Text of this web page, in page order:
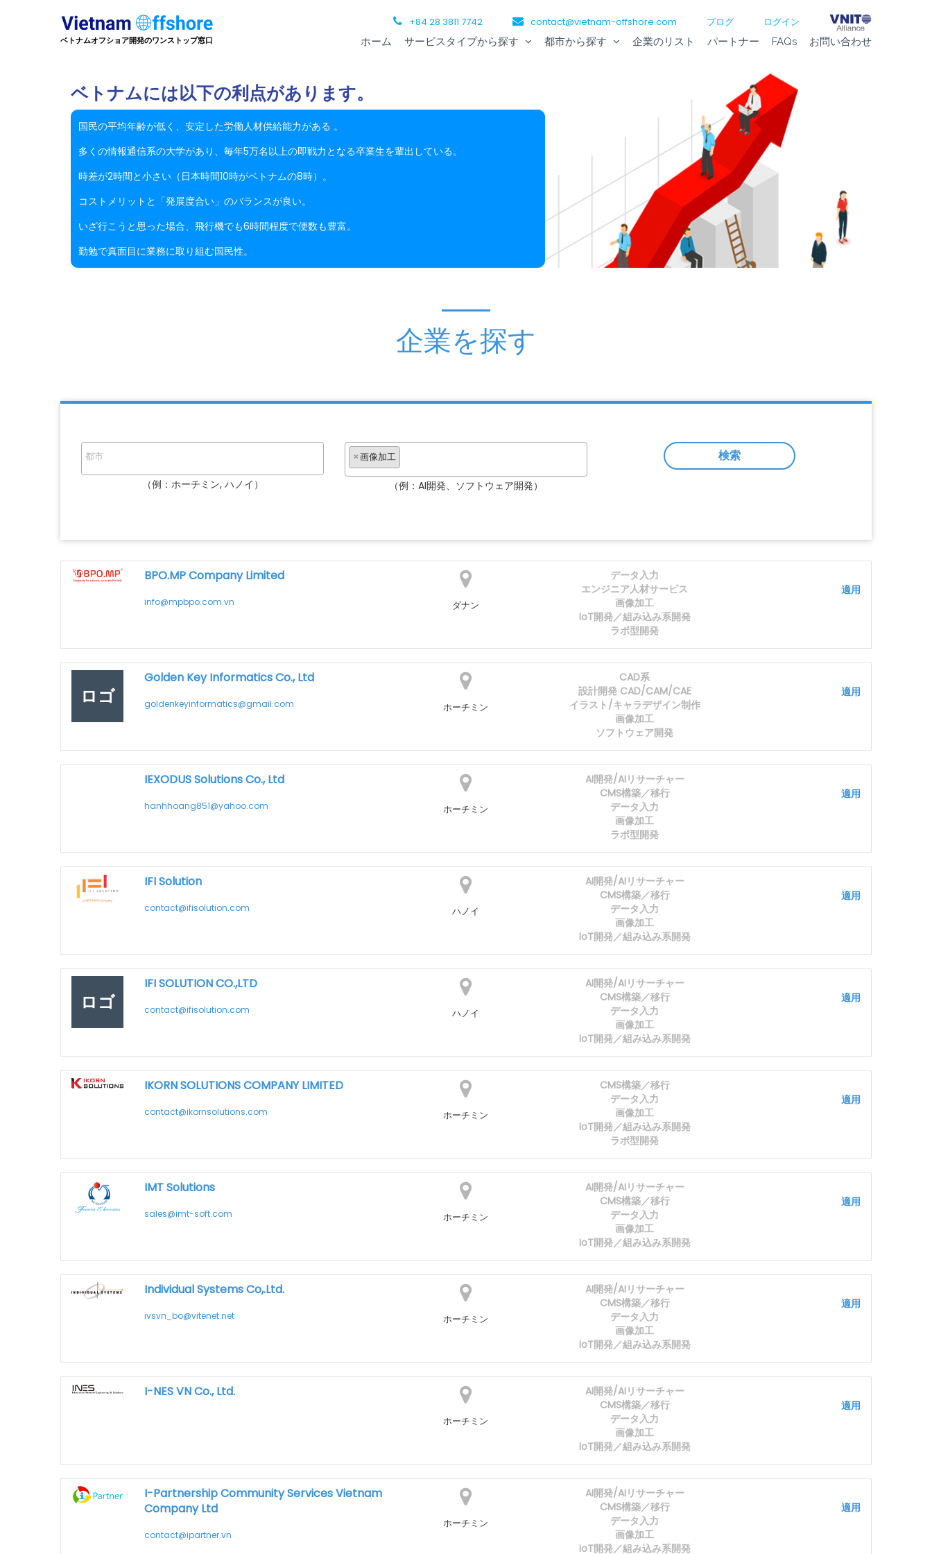
ベトナムオフショア開発のワンストップ窓口
+84 28 3811 7742 contact@vietnam-offshore.com ブログ ログイン
ホーム サービスタイプから探す 都市から探す 企業のリスト パートナー FAQs お問い合わせ
ベトナムには以下の利点があります。
国民の平均年齢が低く、安定した労働人材供給能力がある 。
多くの情報通信系の大学があり、毎年5万名以上の即戦力となる卒業生を輩出している。
時差が2時間と小さい（日本時間10時がベトナムの8時）。
コストメリットと「発展度合い」のバランスが良い。
いざ行こうと思った場合、飛行機でも6時間程度で便数も豊富。
勤勉で真面目に業務に取り組む国民性。
企業を探す
（例：ホーチミン, ハノイ）
×画像加工
（例：AI開発、ソフトウェア開発）
検索
BPO.MP Company Limited
info@mpbpo.com.vn ダナン
データ入力
エンジニア人材サービス
画像加工
IoT開発／組み込み系開発
ラボ型開発
適用
ロゴ
Golden Key Informatics Co., Ltd
goldenkeyinformatics@gmail.com ホーチミン
CAD系
設計開発 CAD/CAM/CAE
イラスト/キャラデザイン制作
画像加工
ソフトウェア開発
適用
IEXODUS Solutions Co., Ltd
hanhhoang851@yahoo.com ホーチミン
AI開発/AIリサーチャー
CMS構築／移行
データ入力
画像加工
ラボ型開発
適用
IFI Solution
contact@ifisolution.com ハノイ
AI開発/AIリサーチャー
CMS構築／移行
データ入力
画像加工
IoT開発／組み込み系開発
適用
ロゴ
IFI SOLUTION CO.,LTD
contact@ifisolution.com ハノイ
AI開発/AIリサーチャー
CMS構築／移行
データ入力
画像加工
IoT開発／組み込み系開発
適用
IKORN SOLUTIONS COMPANY LIMITED
contact@ikornsolutions.com ホーチミン
CMS構築／移行
データ入力
画像加工
IoT開発／組み込み系開発
ラボ型開発
適用
IMT Solutions
sales@imt-soft.com ホーチミン
AI開発/AIリサーチャー
CMS構築／移行
データ入力
画像加工
IoT開発／組み込み系開発
適用
Individual Systems Co,.Ltd.
ivsvn_bo@vitenet.net ホーチミン
AI開発/AIリサーチャー
CMS構築／移行
データ入力
画像加工
IoT開発／組み込み系開発
適用
I-NES VN Co., Ltd.
ホーチミン
AI開発/AIリサーチャー
CMS構築／移行
データ入力
画像加工
IoT開発／組み込み系開発
適用
I-Partnership Community Services Vietnam
Company Ltd
contact@ipartner.vn
ホーチミン
AI開発/AIリサーチャー
CMS構築／移行
データ入力
画像加工
IoT開発／組み込み系開発
適用